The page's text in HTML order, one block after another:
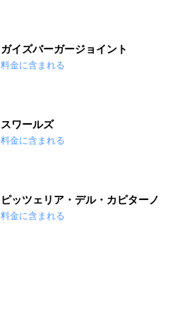
ガイズバーガージョイント
料金に含まれる
スワールズ
料金に含まれる
ピッツェリア・デル・カピターノ
料金に含まれる